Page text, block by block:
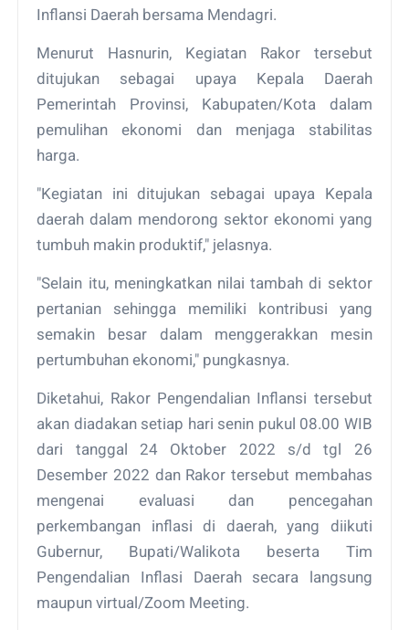
Inflansi Daerah bersama Mendagri.
Menurut Hasnurin, Kegiatan Rakor tersebut
ditujukan sebagai upaya Kepala Daerah
Pemerintah Provinsi, Kabupaten/Kota dalam
pemulihan ekonomi dan menjaga stabilitas
harga.
"Kegiatan ini ditujukan sebagai upaya Kepala
daerah dalam mendorong sektor ekonomi yang
tumbuh makin produktif," jelasnya.
"Selain itu, meningkatkan nilai tambah di sektor
pertanian sehingga memiliki kontribusi yang
semakin besar dalam menggerakkan mesin
pertumbuhan ekonomi," pungkasnya.
Diketahui, Rakor Pengendalian Inflansi tersebut
akan diadakan setiap hari senin pukul 08.00 WIB
dari tanggal 24 Oktober 2022 s/d tgl 26
Desember 2022 dan Rakor tersebut membahas
mengenai evaluasi dan pencegahan
perkembangan inflasi di daerah, yang diikuti
Gubernur, Bupati/Walikota beserta Tim
Pengendalian Inflasi Daerah secara langsung
maupun virtual/Zoom Meeting.